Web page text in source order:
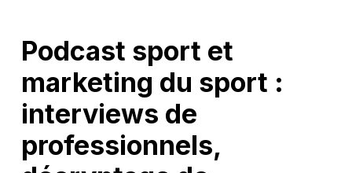
Podcast sport et
marketing du sport :
interviews de
professionnels,